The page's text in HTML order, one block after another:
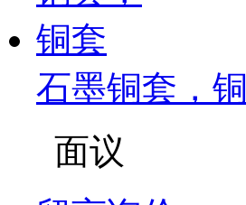
石墨铜套，铜
面议